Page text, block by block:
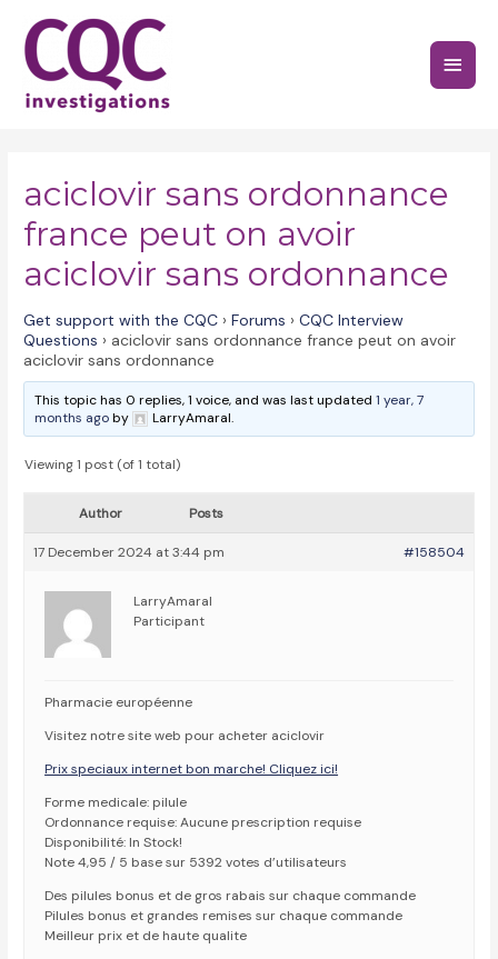
content
Main
aciclovir sans ordonnance
france peut on avoir
aciclovir sans ordonnance
Get support with the CQC › Forums › CQC Interview
Questions › aciclovir sans ordonnance france peut on avoir
aciclovir sans ordonnance
This topic has 0 replies, 1 voice, and was last updated1 year, 7
months agoby LarryAmaral.
Viewing 1 post (of 1 total)
Author Posts
17 December 2024 at 3:44 pm #158504
LarryAmaral
Participant
Pharmacie européenne
Visitez notre site web pour acheter aciclovir
Prix speciaux internet bon marche! Cliquez ici!
Forme medicale: pilule
Ordonnance requise: Aucune prescription requise
Disponibilité: In Stock!
Note 4,95 / 5 base sur 5392 votes d’utilisateurs
Des pilules bonus et de gros rabais sur chaque commande
Pilules bonus et grandes remises sur chaque commande
Meilleur prix et de haute qualite